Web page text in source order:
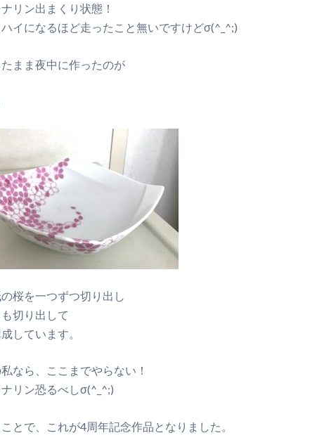
リン出まくり状態！
ハイになるほど走ったこと無いですけどσ(^_^;)
まま夜中に作ったのが
桜を一つずつ切り出し
切り出して
しています。
なら、ここまでやらない！
リン恐るべしσ(^_^;)
とで、これが4周年記念作品となりました。